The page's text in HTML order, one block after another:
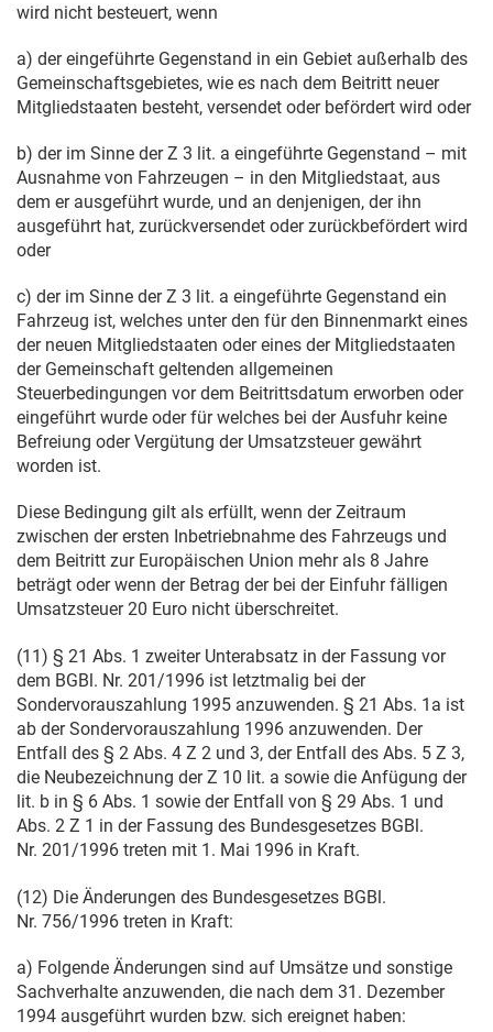
wird nicht besteuert, wenn
a) der eingeführte Gegenstand in ein Gebiet außerhalb des
Gemeinschaftsgebietes, wie es nach dem Beitritt neuer
Mitgliedstaaten besteht, versendet oder befördert wird oder
b) der im Sinne der Z 3 lit. a eingeführte Gegenstand – mit
Ausnahme von Fahrzeugen – in den Mitgliedstaat, aus
dem er ausgeführt wurde, und an denjenigen, der ihn
ausgeführt hat, zurückversendet oder zurückbefördert wird
oder
c) der im Sinne der Z 3 lit. a eingeführte Gegenstand ein
Fahrzeug ist, welches unter den für den Binnenmarkt eines
der neuen Mitgliedstaaten oder eines der Mitgliedstaaten
der Gemeinschaft geltenden allgemeinen
Steuerbedingungen vor dem Beitrittsdatum erworben oder
eingeführt wurde oder für welches bei der Ausfuhr keine
Befreiung oder Vergütung der Umsatzsteuer gewährt
worden ist.
Diese Bedingung gilt als erfüllt, wenn der Zeitraum
zwischen der ersten Inbetriebnahme des Fahrzeugs und
dem Beitritt zur Europäischen Union mehr als 8 Jahre
beträgt oder wenn der Betrag der bei der Einfuhr fälligen
Umsatzsteuer 20 Euro nicht überschreitet.
(11) § 21 Abs. 1 zweiter Unterabsatz in der Fassung vor
dem BGBl. Nr. 201/1996 ist letztmalig bei der
Sondervorauszahlung 1995 anzuwenden. § 21 Abs. 1a ist
ab der Sondervorauszahlung 1996 anzuwenden. Der
Entfall des § 2 Abs. 4 Z 2 und 3, der Entfall des Abs. 5 Z 3,
die Neubezeichnung der Z 10 lit. a sowie die Anfügung der
lit. b in § 6 Abs. 1 sowie der Entfall von § 29 Abs. 1 und
Abs. 2 Z 1 in der Fassung des Bundesgesetzes BGBl.
Nr. 201/1996 treten mit 1. Mai 1996 in Kraft.
(12) Die Änderungen des Bundesgesetzes BGBl.
Nr. 756/1996 treten in Kraft:
a) Folgende Änderungen sind auf Umsätze und sonstige
Sachverhalte anzuwenden, die nach dem 31. Dezember
1994 ausgeführt wurden bzw. sich ereignet haben: